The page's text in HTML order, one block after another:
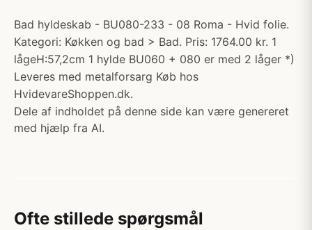
Bad hyldeskab - BU080-233 - 08 Roma - Hvid folie.
Kategori: Køkken og bad > Bad. Pris: 1764.00 kr. 1
lågeH:57,2cm 1 hylde BU060 + 080 er med 2 låger *)
Leveres med metalforsarg Køb hos
HvidevareShoppen.dk.
Dele af indholdet på denne side kan være genereret
med hjælp fra AI.
Ofte stillede spørgsmål